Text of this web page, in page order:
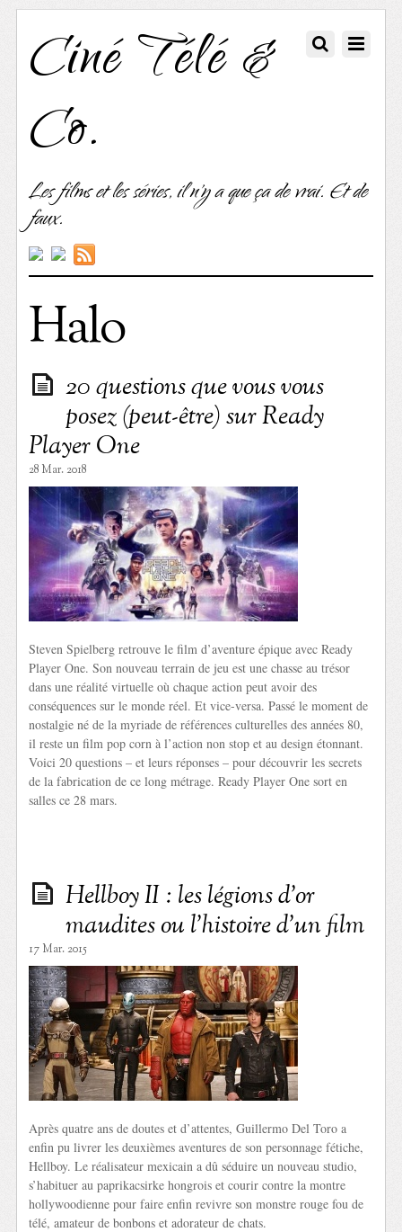
Ciné Télé &
Co.
Les films et les séries, il n'y a que ça de vrai. Et de
faux.
Halo
20 questions que vous vous
posez (peut-être) sur Ready
Player One
28 Mar. 2018
Steven Spielberg retrouve le film d’aventure épique avec Ready
Player One. Son nouveau terrain de jeu est une chasse au trésor
dans une réalité virtuelle où chaque action peut avoir des
conséquences sur le monde réel. Et vice-versa. Passé le moment de
nostalgie né de la myriade de références culturelles des années 80,
il reste un film pop corn à l’action non stop et au design étonnant.
Voici 20 questions – et leurs réponses – pour découvrir les secrets
de la fabrication de ce long métrage. Ready Player One sort en
salles ce 28 mars.
Hellboy II : les légions d’or
maudites ou l’histoire d’un film
17 Mar. 2015
Après quatre ans de doutes et d’attentes, Guillermo Del Toro a
enfin pu livrer les deuxièmes aventures de son personnage fétiche,
Hellboy. Le réalisateur mexicain a dû séduire un nouveau studio,
s’habituer au paprikacsirke hongrois et courir contre la montre
hollywoodienne pour faire enfin revivre son monstre rouge fou de
télé, amateur de bonbons et adorateur de chats.